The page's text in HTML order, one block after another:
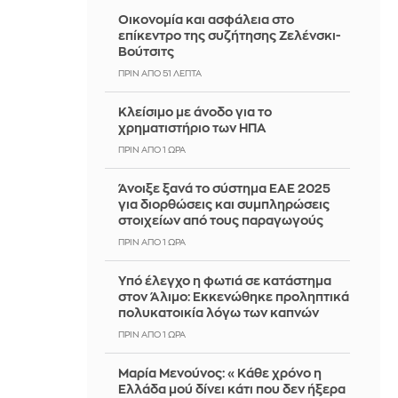
Οικονομία και ασφάλεια στο
επίκεντρο της συζήτησης Ζελένσκι-
Βούτσιτς
ΠΡΙΝ ΑΠΌ 51 ΛΕΠΤΆ
Κλείσιμο με άνοδο για το
χρηματιστήριο των ΗΠΑ
ΠΡΙΝ ΑΠΌ 1 ΏΡΑ
Άνοιξε ξανά το σύστημα ΕΑΕ 2025
για διορθώσεις και συμπληρώσεις
στοιχείων από τους παραγωγούς
ΠΡΙΝ ΑΠΌ 1 ΏΡΑ
Yπό έλεγχο η φωτιά σε κατάστημα
στον Άλιμο: Εκκενώθηκε προληπτικά
πολυκατοικία λόγω των καπνών
ΠΡΙΝ ΑΠΌ 1 ΏΡΑ
Μαρία Μενούνος: «Κάθε χρόνο η
Ελλάδα μού δίνει κάτι που δεν ήξερα